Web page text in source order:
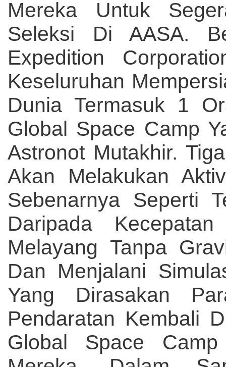
Mereka Untuk
Seleksi Di AASA.
Expedition
Keseluruhan
Dunia Termasuk 1
Global Space Camp
Astronot Mutakhir.
Akan Melakukan
Sebenarnya Seperti
Daripada
Melayang Tanpa
Dan Menjalani
Yang Dirasakan
Pendaratan Kembali
Global Space